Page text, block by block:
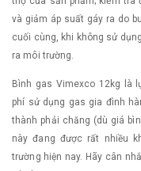
và giảm áp suất gáy ra do
cuối cùng, khi không sử
ra môi trường.
Bình gas Vimexco 12kg là
phí sử dụng gas gia đình
thành phải chăng (dù giá
này đang được rất nhiều
trường hiện nay. Hãy cân